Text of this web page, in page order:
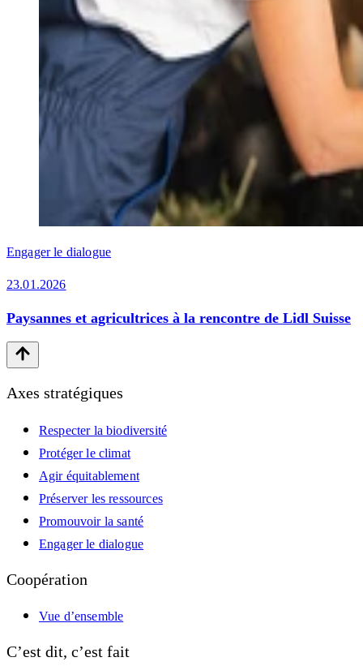
Engager le dialogue
23.01.2026
Paysannes et agricultrices à la rencontre de Lidl Suisse
Axes stratégiques
Respecter la biodiversité
Protéger le climat
Agir équitablement
Préserver les ressources
Promouvoir la santé
Engager le dialogue
Coopération
Vue d’ensemble
C’est dit, c’est fait